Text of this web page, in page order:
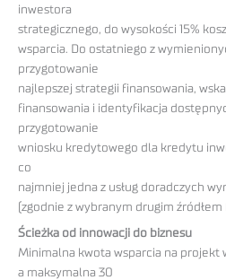
inwestora
strategicznego, do wysokości 15%
wsparcia. Do ostatniego z
przygotowanie
najlepszej strategii finansowania,
finansowania i identyfikacja
przygotowanie
wniosku kredytowego dla kredytu
co
najmniej jedna z usług doradczych
(zgodnie z wybranym drugim
Ścieżka od innowacji do biznesu
Minimalna kwota wsparcia na projekt
a maksymalna 30